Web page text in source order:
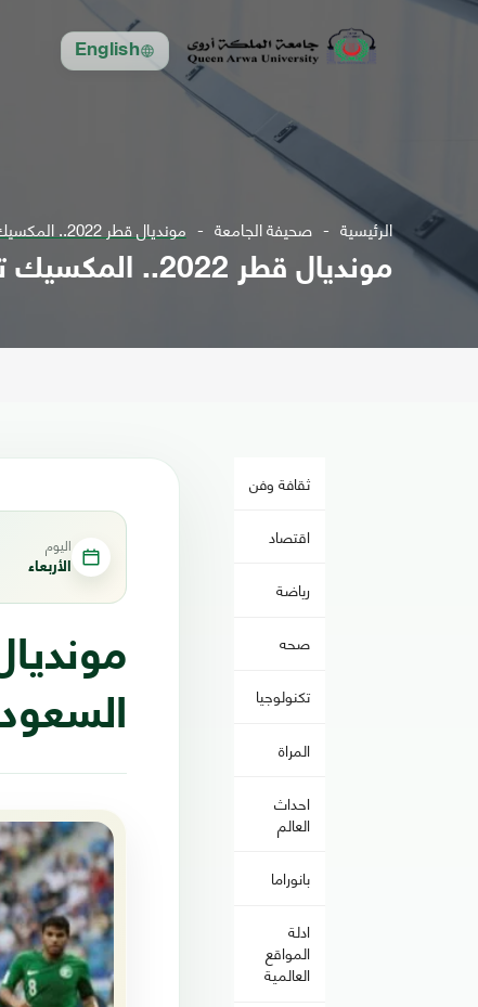
English
الرئيسية صحيفة الجامعة مونديال قطر 2022.. المكسيك تنهي مشوار السعودية بثنائية
مونديال قطر 2022.. المكسيك تنهي مشوار السعودية بثنائية
ثقافة وفن
اقتصاد
رياضة
صحه
تكنولوجيا
المراة
احداث
العالم
بانوراما
ادلة
المواقع
العالمية
اليوم
الأربعاء